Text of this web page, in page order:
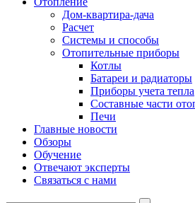
Дом-квартира-дача
Расчет
Системы и способы
Отопительные приборы
Котлы
Батареи и радиаторы
Приборы учета тепла
Составные части
Печи
Главные новости
Обзоры
Обучение
Отвечают эксперты
Связаться с нами